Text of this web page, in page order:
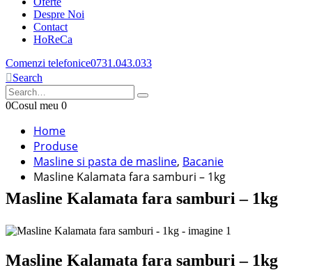
Despre Noi
Contact
HoReCa
Comenzi telefonice0731.043.033
Search
0Cosul meu 0
Home
Produse
Masline si pasta de masline, Bacanie
Masline Kalamata fara samburi – 1kg
Masline Kalamata fara samburi – 1kg
Masline Kalamata fara samburi – 1kg